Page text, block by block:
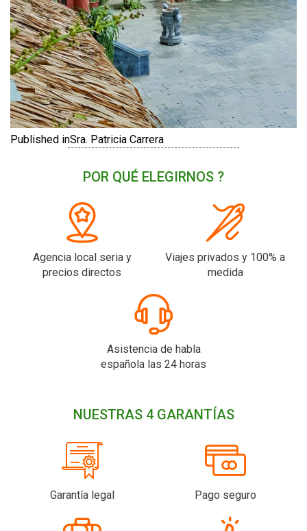
Published inSra. Patricia Carrera
POR QUÉ ELEGIRNOS ?
Agencia local seria y
precios directos
Viajes privados y 100% a
medida
Asistencia de habla
española las 24 horas
NUESTRAS 4 GARANTÍAS
Garantía legal Pago seguro